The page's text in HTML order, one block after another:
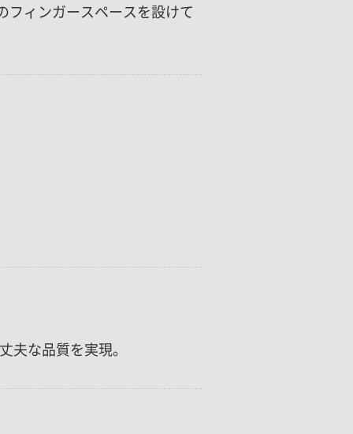
フィンガースペースを設けて
夫な品質を実現。